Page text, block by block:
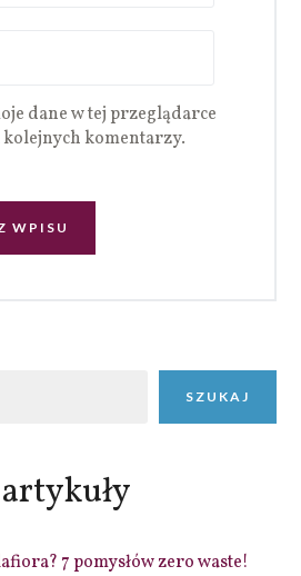
dane w tej przeglądarce
kolejnych komentarzy.
SZUKAJ
7 pomysłów zero waste!